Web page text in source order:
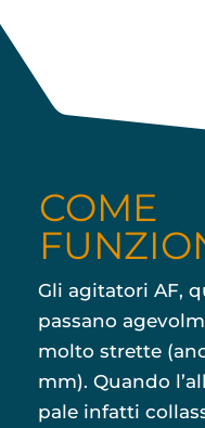
COME
Gli agitatori AF,
passano
molto strette
mm). Quando
pale infatti